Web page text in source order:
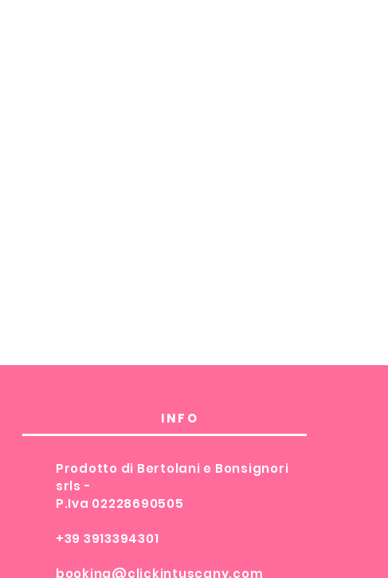
INFO
Prodotto di Bertolani e Bonsignori
srls -
P.Iva 02228690505
+39 3913394301
booking@clickintuscany.com